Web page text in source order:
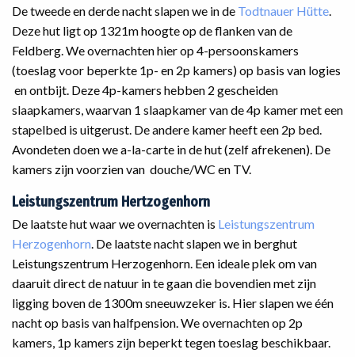
De tweede en derde nacht slapen we in de Todtnauer Hütte.
Deze hut ligt op 1321m hoogte op de flanken van de
Feldberg. We overnachten hier op 4-persoonskamers
(toeslag voor beperkte 1p- en 2p kamers) op basis van logies
en ontbijt. Deze 4p-kamers hebben 2 gescheiden
slaapkamers, waarvan 1 slaapkamer van de 4p kamer met een
stapelbed is uitgerust. De andere kamer heeft een 2p bed.
Avondeten doen we a-la-carte in de hut (zelf afrekenen). De
kamers zijn voorzien van douche/WC en TV.
Leistungszentrum Hertzogenhorn
De laatste hut waar we overnachten is Leistungszentrum
Herzogenhorn. De laatste nacht slapen we in berghut
Leistungszentrum Herzogenhorn. Een ideale plek om van
daaruit direct de natuur in te gaan die bovendien met zijn
ligging boven de 1300m sneeuwzeker is. Hier slapen we één
nacht op basis van halfpension. We overnachten op 2p
kamers, 1p kamers zijn beperkt tegen toeslag beschikbaar.